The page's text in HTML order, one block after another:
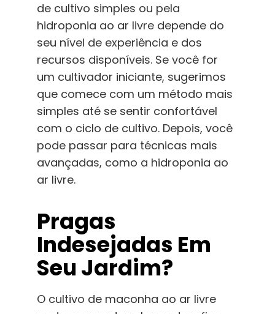
de cultivo simples ou pela
hidroponia ao ar livre depende do
seu nível de experiência e dos
recursos disponíveis. Se você for
um cultivador iniciante, sugerimos
que comece com um método mais
simples até se sentir confortável
com o ciclo de cultivo. Depois, você
pode passar para técnicas mais
avançadas, como a hidroponia ao
ar livre.
Pragas
Indesejadas Em
Seu Jardim?
O cultivo de maconha ao ar livre